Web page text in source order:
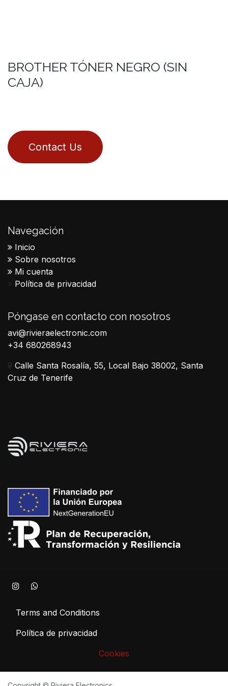
BROTHER TÓNER NEGRO (SIN
CAJA)
Contact Us
Navegación
Inicio
Sobre nosotros
Mi cuenta
Política de privacidad
Póngase en contacto con nosotros
avi@rivieraelectronic.com
+34 680268943
Calle Santa Rosalía, 55, Local Bajo 38002, Santa
Cruz de Tenerife
Terms and Conditions
Política de privacidad
Cookies